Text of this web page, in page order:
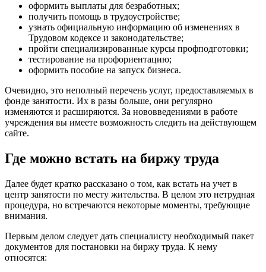
оформить выплаты для безработных;
получить помощь в трудоустройстве;
узнать официальную информацию об изменениях в
Трудовом кодексе и законодательстве;
пройти специализированные курсы профподготовки;
тестирование на профориентацию;
оформить пособие на запуск бизнеса.
Очевидно, это неполный перечень услуг, предоставляемых в
фонде занятости. Их в разы больше, они регулярно
изменяются и расширяются. За нововведениями в работе
учреждения вы имеете возможность следить на действующем
сайте.
Где можно встать на биржу труда
Далее будет кратко рассказано о том, как встать на учет в
центр занятости по месту жительства. В целом это нетрудная
процедура, но встречаются некоторые моменты, требующие
внимания.
Первым делом следует дать специалисту необходимый пакет
документов для постановки на биржу труда. К нему
относятся: